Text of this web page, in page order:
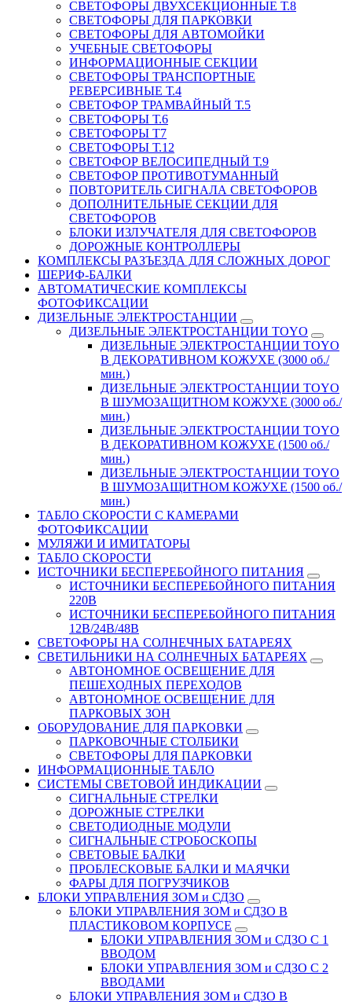
СВЕТОФОРЫ ДВУХСЕКЦИОННЫЕ Т.8
СВЕТОФОРЫ ДЛЯ ПАРКОВКИ
СВЕТОФОРЫ ДЛЯ АВТОМОЙКИ
УЧЕБНЫЕ СВЕТОФОРЫ
ИНФОРМАЦИОННЫЕ СЕКЦИИ
СВЕТОФОРЫ ТРАНСПОРТНЫЕ
РЕВЕРСИВНЫЕ Т.4
СВЕТОФОР ТРАМВАЙНЫЙ Т.5
СВЕТОФОРЫ Т.6
СВЕТОФОРЫ Т7
СВЕТОФОРЫ Т.12
СВЕТОФОР ВЕЛОСИПЕДНЫЙ Т.9
СВЕТОФОР ПРОТИВОТУМАННЫЙ
ПОВТОРИТЕЛЬ СИГНАЛА СВЕТОФОРОВ
ДОПОЛНИТЕЛЬНЫЕ СЕКЦИИ ДЛЯ
СВЕТОФОРОВ
БЛОКИ ИЗЛУЧАТЕЛЯ ДЛЯ СВЕТОФОРОВ
ДОРОЖНЫЕ КОНТРОЛЛЕРЫ
КОМПЛЕКСЫ РАЗЪЕЗДА ДЛЯ СЛОЖНЫХ ДОРОГ
ШЕРИФ-БАЛКИ
АВТОМАТИЧЕСКИЕ КОМПЛЕКСЫ
ФОТОФИКСАЦИИ
ДИЗЕЛЬНЫЕ ЭЛЕКТРОСТАНЦИИ
ДИЗЕЛЬНЫЕ ЭЛЕКТРОСТАНЦИИ TOYO
ДИЗЕЛЬНЫЕ ЭЛЕКТРОСТАНЦИИ TOYO
В ДЕКОРАТИВНОМ КОЖУХЕ (3000 об./
мин.)
ДИЗЕЛЬНЫЕ ЭЛЕКТРОСТАНЦИИ TOYO
В ШУМОЗАЩИТНОМ КОЖУХЕ (3000 об./
мин.)
ДИЗЕЛЬНЫЕ ЭЛЕКТРОСТАНЦИИ TOYO
В ДЕКОРАТИВНОМ КОЖУХЕ (1500 об./
мин.)
ДИЗЕЛЬНЫЕ ЭЛЕКТРОСТАНЦИИ TOYO
В ШУМОЗАЩИТНОМ КОЖУХЕ (1500 об./
мин.)
ТАБЛО СКОРОСТИ С КАМЕРАМИ
ФОТОФИКСАЦИИ
МУЛЯЖИ И ИМИТАТОРЫ
ТАБЛО СКОРОСТИ
ИСТОЧНИКИ БЕСПЕРЕБОЙНОГО ПИТАНИЯ
ИСТОЧНИКИ БЕСПЕРЕБОЙНОГО ПИТАНИЯ
220В
ИСТОЧНИКИ БЕСПЕРЕБОЙНОГО ПИТАНИЯ
12В/24В/48В
СВЕТОФОРЫ НА СОЛНЕЧНЫХ БАТАРЕЯХ
СВЕТИЛЬНИКИ НА СОЛНЕЧНЫХ БАТАРЕЯХ
АВТОНОМНОЕ ОСВЕЩЕНИЕ ДЛЯ
ПЕШЕХОДНЫХ ПЕРЕХОДОВ
АВТОНОМНОЕ ОСВЕЩЕНИЕ ДЛЯ
ПАРКОВЫХ ЗОН
ОБОРУДОВАНИЕ ДЛЯ ПАРКОВКИ
ПАРКОВОЧНЫЕ СТОЛБИКИ
СВЕТОФОРЫ ДЛЯ ПАРКОВКИ
ИНФОРМАЦИОННЫЕ ТАБЛО
CИСТЕМЫ СВЕТОВОЙ ИНДИКАЦИИ
СИГНАЛЬНЫЕ СТРЕЛКИ
ДОРОЖНЫЕ СТРЕЛКИ
СВЕТОДИОДНЫЕ МОДУЛИ
СИГНАЛЬНЫЕ СТРОБОСКОПЫ
СВЕТОВЫЕ БАЛКИ
ПРОБЛЕСКОВЫЕ БАЛКИ И МАЯЧКИ
ФАРЫ ДЛЯ ПОГРУЗЧИКОВ
БЛОКИ УПРАВЛЕНИЯ ЗОМ и СДЗО
БЛОКИ УПРАВЛЕНИЯ ЗОМ и СДЗО В
ПЛАСТИКОВОМ КОРПУСЕ
БЛОКИ УПРАВЛЕНИЯ ЗОМ и СДЗО С 1
ВВОДОМ
БЛОКИ УПРАВЛЕНИЯ ЗОМ и СДЗО С 2
ВВОДАМИ
БЛОКИ УПРАВЛЕНИЯ ЗОМ и СДЗО В